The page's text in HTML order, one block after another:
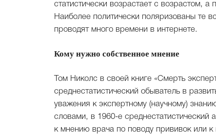
статистически возрастает с возрастом,
Наиболее политически поляризованы те
проводят много времени в интернете.
Кому нужно собственное мнение
Том Николс в своей книге «Смерть
среднестатистический обыватель в
уважения к экспертному (научному)
словами, в 1960-е
к мнению врача по поводу прививок или